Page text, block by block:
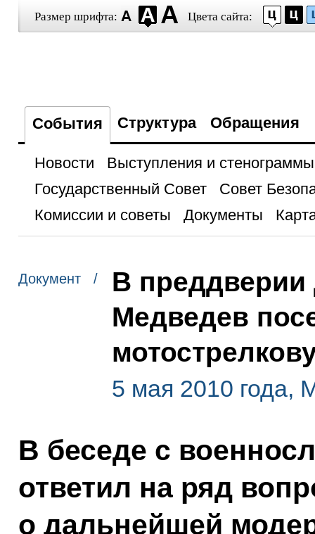
Размер шрифта: Цвета сайта:
События Структура Обращения
Новости
Выступления и стенограммы
Государственный Совет
Совет
Комиссии и советы
Документы
Документ /
В
Медведев
5 мая 2010 года,
В беседе с
ответил на ряд
о дальнейшей